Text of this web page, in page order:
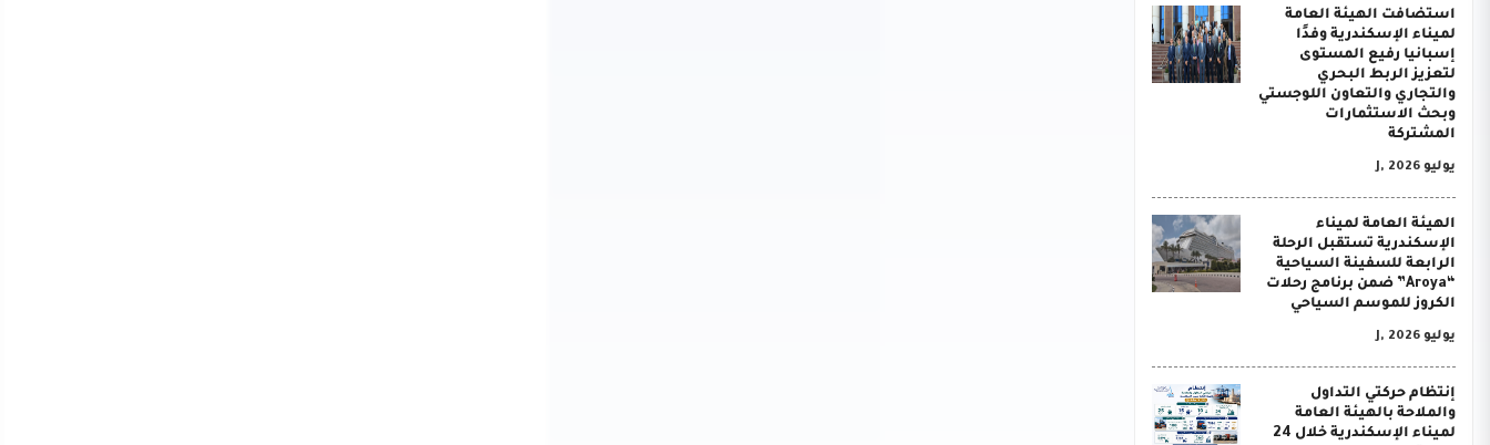
استضافت الهيئة العامة
لميناء الإسكندرية وفدًا
إسبانيا رفيع المستوى
لتعزيز الربط البحري
والتجاري والتعاون اللوجستي
وبحث الاستثمارات
المشتركة
يوليو J, 2026
الهيئة العامة لميناء
الإسكندرية تستقبل الرحلة
الرابعة للسفينة السياحية
“Aroya” ضمن برنامج رحلات
الكروز للموسم السياحي
يوليو J, 2026
إنتظام حركتي التداول
والملاحة بالهيئة العامة
لميناء الإسكندرية خلال 24